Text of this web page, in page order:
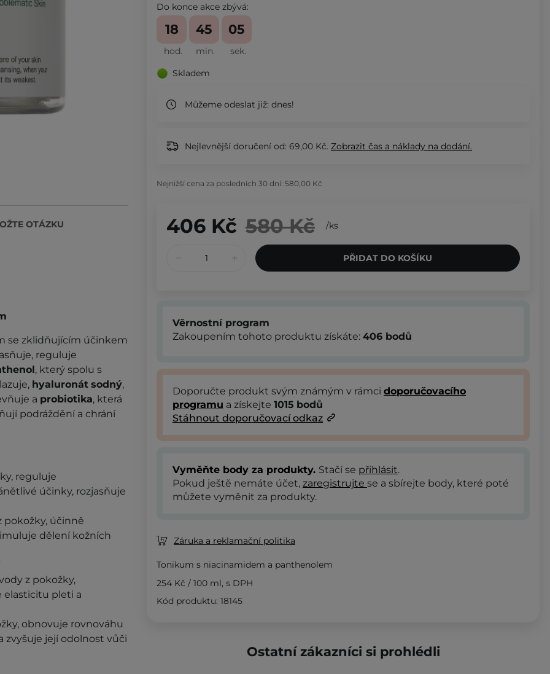
OTÁZKU
se zklidňujícím účinkem
reguluje
, který spolu s
hyaluronát sodný,
a probiotika, která
podráždění a chrání
reguluje
účinky, rozjasňuje
pokožky, účinně
dělení kožních
z pokožky,
elasticitu pleti a
obnovuje rovnováhu
zvyšuje její odolnost vůči
Do konce akce zbývá:
hod.
18
min.
45
sek.
04
Skladem
Můžeme odeslat již: dnes!
Nejlevnější doručení od: 69,00 Kč. Zobrazit čas a náklady na dodání.
Nejnižší cena za posledních 30 dní: 580,00 Kč
406 Kč 580 Kč /ks
PŘIDAT DO KOŠÍKU
Věrnostní program
Zakoupením tohoto produktu získáte: 406 bodů
Doporučte produkt svým známým v rámci doporučovacího
programu a získejte 1015 bodů
Stáhnout doporučovací odkaz
Vyměňte body za produkty. Stačí se přihlásit.
Pokud ještě nemáte účet, zaregistrujte se a sbírejte body, které poté
můžete vyměnit za produkty.
Záruka a reklamační politika
Tonikum s niacinamidem a panthenolem
254 Kč / 100 ml, s DPH
Kód produktu: 18145
Ostatní zákazníci si prohlédli